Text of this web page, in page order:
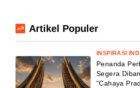
Artikel Populer
Penanda
Segera
"Cahaya